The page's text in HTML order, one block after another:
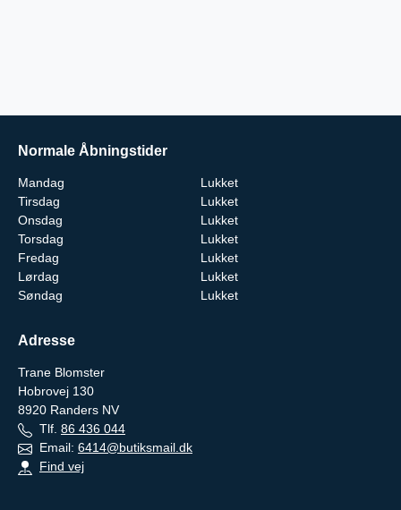
Normale Åbningstider
Mandag
Lukket
Tirsdag
Lukket
Onsdag
Lukket
Torsdag
Lukket
Fredag
Lukket
Lørdag
Lukket
Søndag
Lukket
Adresse
Trane Blomster
Hobrovej 130
8920 Randers NV
Tlf. 86 436 044
Email: 6414@butiksmail.dk
Find vej